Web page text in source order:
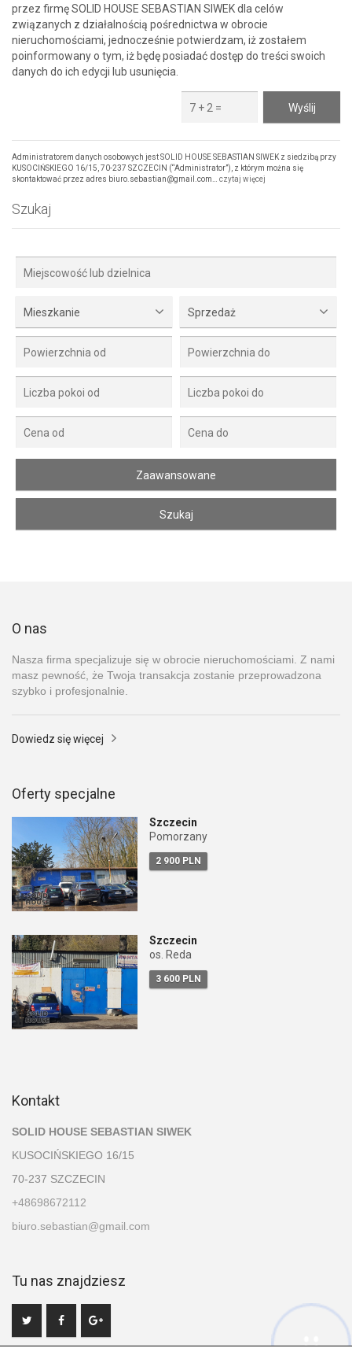
przez firmę SOLID HOUSE SEBASTIAN SIWEK dla celów
związanych z działalnością pośrednictwa w obrocie
nieruchomościami, jednocześnie potwierdzam, iż zostałem
poinformowany o tym, iż będę posiadać dostęp do treści swoich
danych do ich edycji lub usunięcia.
Administratorem danych osobowych jest SOLID HOUSE SEBASTIAN SIWEK z siedzibą przy
KUSOCIŃSKIEGO 16/15, 70-237 SZCZECIN (“Administrator”), z którym można się
skontaktować przez adres biuro.sebastian@gmail.com… czytaj więcej
Szukaj
Mieszkanie Sprzedaż
O nas
Nasza firma specjalizuje się w obrocie nieruchomościami. Z nami
masz pewność, że Twoja transakcja zostanie przeprowadzona
szybko i profesjonalnie.
Dowiedz się więcej
Oferty specjalne
Szczecin
Pomorzany
2 900 PLN
Szczecin
os. Reda
3 600 PLN
Kontakt
SOLID HOUSE SEBASTIAN SIWEK
KUSOCIŃSKIEGO 16/15
70-237 SZCZECIN
+48698672112
biuro.sebastian@gmail.com
Tu nas znajdziesz